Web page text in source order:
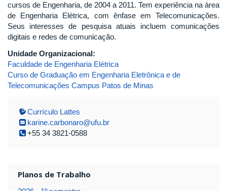
cursos de Engenharia, de 2004 a 2011. Tem experiência na área
de Engenharia Elétrica, com ênfase em Telecomunicações.
Seus interesses de pesquisa atuais incluem comunicações
digitais e redes de comunicação.
Unidade Organizacional:
Faculdade de Engenharia Elétrica
Curso de Graduação em Engenharia Eletrônica e de
Telecomunicações Campus Patos de Minas
Currículo Lattes
karine.carbonaro@ufu.br
+55 34 3821-0588
Planos de Trabalho